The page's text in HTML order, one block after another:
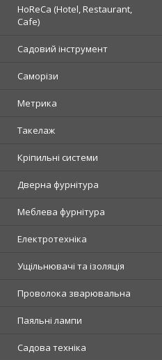
HoReCa (Hotel, Restaurant,
Cafe)
Садовий інструмент
Саморізи
Метрика
Такелаж
Кріпильні системи
Дверна фурнітура
Меблева фурнітура
Електротехніка
Ущільнювачі та ізоляція
Проволока зварювальна
Паяльні лампи
Садова техніка